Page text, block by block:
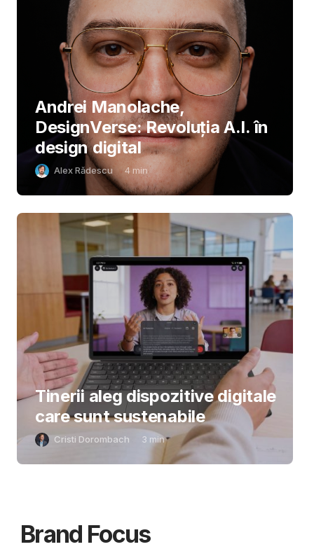
Andrei Manolache,
DesignVerse: Revoluția A.I. în
design digital
Alex Rădescu 4 min
Tinerii aleg dispozitive digitale
care sunt sustenabile
Cristi Dorombach 3 min
Brand Focus